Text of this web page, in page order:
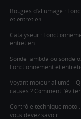
Bougies d’allumage :
et entretien
Catalyseur :
entretien
Sonde lambda ou sonde
Fonctionnement et
Voyant moteur allumé –
causes ? Comment l’éviter
Contrôle technique moto
vous devez savoir